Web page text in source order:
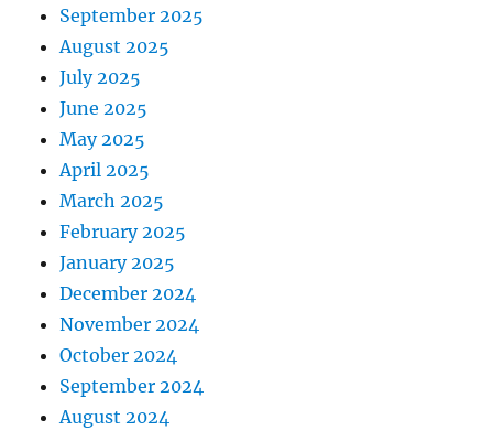
September 2025
August 2025
July 2025
June 2025
May 2025
April 2025
March 2025
February 2025
January 2025
December 2024
November 2024
October 2024
September 2024
August 2024